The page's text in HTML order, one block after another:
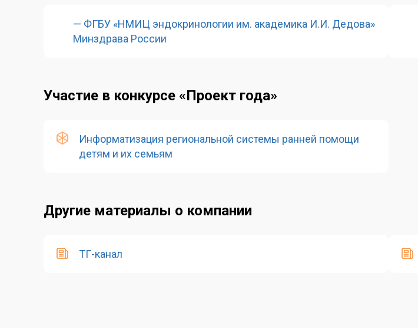
— ФГБУ «НМИЦ эндокринологии им. академика И.И. Дедова»
Минздрава России
Участие в конкурсе «Проект года»
Информатизация региональной системы ранней помощи
детям и их семьям
Другие материалы о компании
ТГ-канал